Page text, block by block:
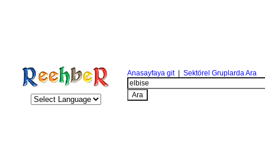
Anasayfaya git| Sektörel Gruplarda Ara